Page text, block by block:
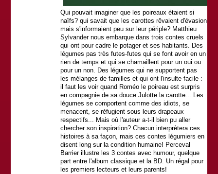
Qui pouvait imaginer que les poireaux étaient si
naïfs? qui savait que les carottes rêvaient d'évasion
mais s'informaient peu sur leur périple? Matthieu
Sylvander nous embarque dans trois contes cruels
qui ont pour cadre le potager et ses habitants. Des
légumes pas très futes-futes qui se font avoir en un
rien de temps et qui se chamaillent pour un oui ou
pour un non. Des légumes qui ne supportent pas
les mélanges de familles et qui ont l'insulte facile :
il faut les voir quand Roméo le poireau est surpris
en compagnie de sa douce Julotte la carotte... Les
légumes se comportent comme des idiots, se
menacent, se réfugient sous leurs drapeaux
respectifs... Mais où l'auteur a-t-il bien pu aller
chercher son inspiration? Chacun interprètera ces
histoires à sa façon, mais ces contes légumiers en
disent long sur la condition humaine! Perceval
Barrier illustre les 3 contes avec humour, quelque
part entre l'album classique et la BD. Un régal pour
les premiers lecteurs et leurs parents!